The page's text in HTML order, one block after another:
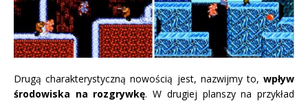
Drugą charakterystyczną nowością jest, nazwijmy to, wpływ
środowiska na rozgrywkę. W drugiej planszy na przykład